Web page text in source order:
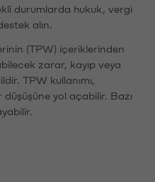
durumlarda hukuk, vergi
alın.
(TPW) içeriklerinden
zarar, kayıp veya
TPW kullanımı,
düşüşüne yol açabilir. Bazı